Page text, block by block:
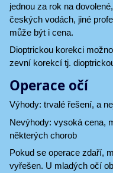
jednou za rok na
českých vodách, jiné
může být i cena.
Dioptrickou korekci
zevní korekcí tj.
Operace očí
Výhody: trvalé řešení, a
Nevýhody: vysoká cena,
některých chorob
Pokud se operace zdaří,
vyřešen. U mladých očí